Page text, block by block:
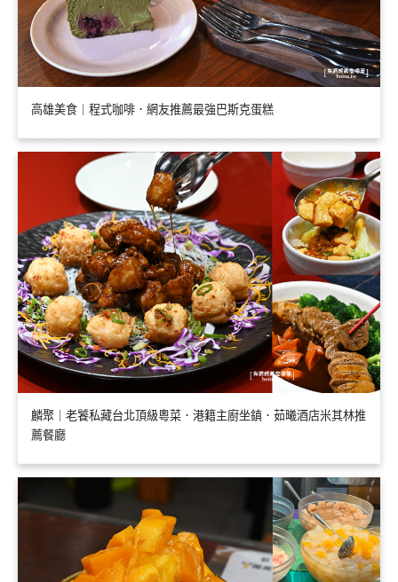
高雄美食｜程式咖啡．網友推薦最強巴斯克蛋糕
麟聚｜老饕私藏台北頂級粵菜．港籍主廚坐鎮．茹曦酒店米其林推
薦餐廳